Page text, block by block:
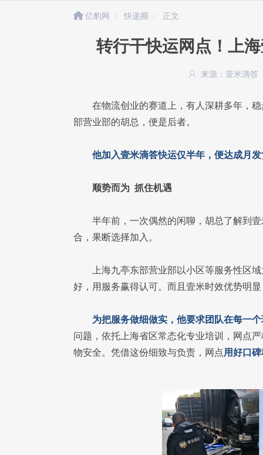
亿豹网 快递圈 正文
转行干快运网点！上
来源：壹米滴答
在物流创业的赛道上，有人深耕多年，
部营业部的胡总，便是后者。
他加入壹米滴答快运仅半年，便达成月
顺势而为 抓住机遇
半年前，一次偶然的闲聊，胡总了解到
合，果断选择加入。
上海九亭东部营业部以小区等服务性区
好，用服务赢得认可。而且壹米时效优势明
为把服务做细做实，他要求团队在每一
问题，依托上海省区常态化专业培训，网点
物安全。凭借这份细致与负责，网点用好口